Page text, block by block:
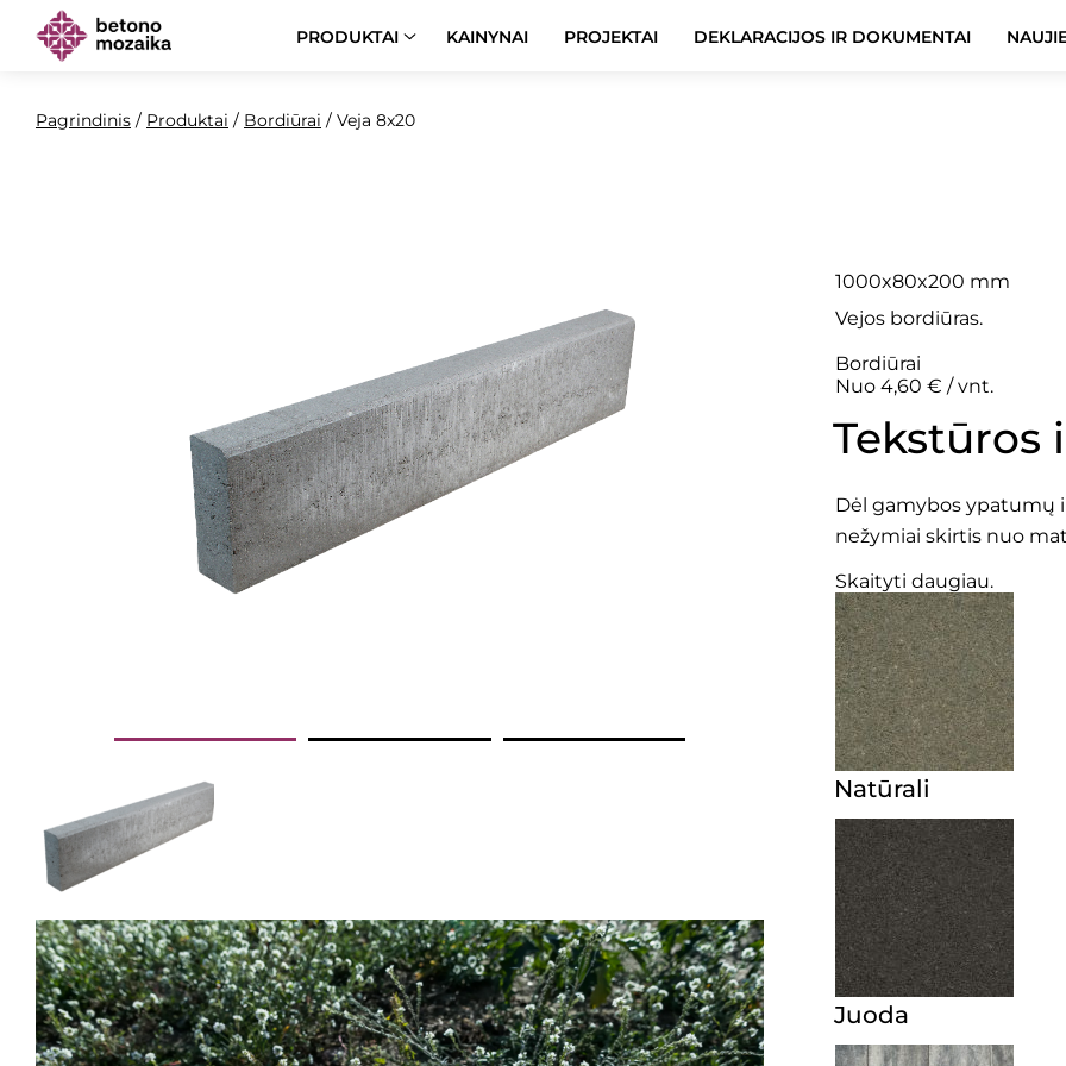
PRODUKTAI KAINYNAI PROJEKTAI DEKLARACIJOS IR DOKUMENTAI
Pagrindinis / Produktai / Bordiūrai / Veja 8x20
1000x80x200 mm
Vejos bordiūras.
Bordiūrai
Nuo 4,60 € / vnt.
Tekstūros
Dėl gamybos ypatumų
nežymiai skirtis nuo
Skaityti daugiau.
Natūrali
Juoda